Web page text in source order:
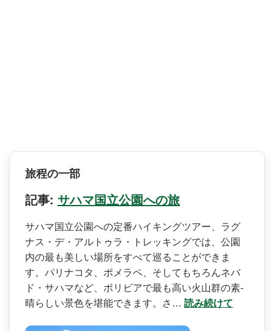
旅程の一部
記事: サハマ国立公園への旅
サハマ国立公園への定番ハイ­キングツアー、ラグ
ナス・デ・アルトゥラ・トレッキ­ングでは、公園
内の最も美しい場所をすべて巡ること­ができま
す。パリナコタ、ポメラペ、そしてもちろん­ネバ
ド・サハマなど、ボリビアで最も高い火山群の素­
晴らしい景色を堪能できます。さ… 読み続けて